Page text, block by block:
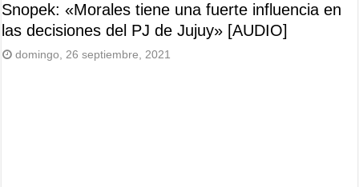
Snopek: «Morales tiene una fuerte influencia en
las decisiones del PJ de Jujuy» [AUDIO]
domingo, 26 septiembre, 2021